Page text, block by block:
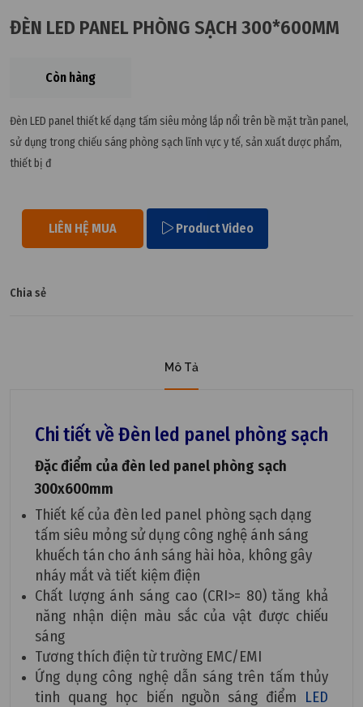
ĐÈN LED PANEL PHÒNG SẠCH 300*600MM
Còn hàng
Đèn LED panel thiết kế dạng tấm siêu mỏng lắp nổi trên bề mặt trần panel,
sử dụng trong chiếu sáng phòng sạch lĩnh vực y tế, sản xuất dược phẩm,
thiết bị đ
LIÊN HỆ MUA Product Video
Chia sẻ
Mô Tả
Chi tiết vềĐèn led panel phòng sạch
Đặc điểm của đèn led panel phòng sạch
300x600mm
Thiết kế của đèn led panel phòng sạch dạng
tấm siêu mỏng sử dụng công nghệ ánh sáng
khuếch tán cho ánh sáng hài hòa, không gây
nháy mắt và tiết kiệm điện
Chất lượng ánh sáng cao (CRI>= 80) tăng khả
năng nhận diện màu sắc của vật được chiếu
sáng
Tương thích điện từ trường EMC/EMI
Ứng dụng công nghệ dẫn sáng trên tấm thủy
tinh quang học biến nguồn sáng điểm LED